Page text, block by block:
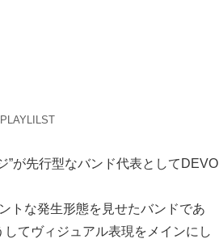
”が先行型なバンド代表としてDEVO
トな発生形態を見せたバンドであ
てヴィジュアル表現をメインにし